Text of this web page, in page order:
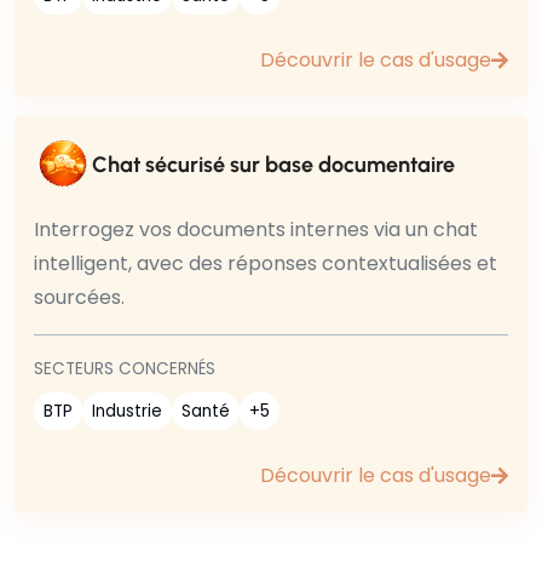
Découvrir le cas d'usage
Chat sécurisé sur base documentaire
Interrogez vos documents internes via un chat
intelligent, avec des réponses contextualisées et
sourcées.
SECTEURS CONCERNÉS
BTP
Industrie Santé +5
Découvrir le cas d'usage